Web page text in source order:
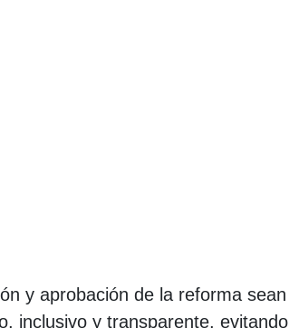
y aprobación de la reforma sean
inclusivo y transparente, evitando